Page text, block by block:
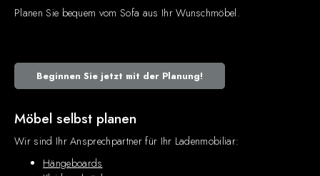
Planen Sie bequem vom Sofa aus Ihr Wunschmöbel.
Beginnen Sie jetzt mit der Planung!
Möbel selbst planen
Wir sind Ihr Ansprechpartner für Ihr Ladenmobiliar:
Hängeboards